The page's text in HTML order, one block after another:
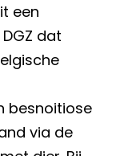
een
dat
besnoitiose
via de